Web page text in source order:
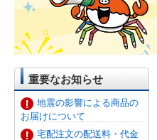
重要なお知らせ
地震の影響による商品の
お届けについて
宅配注文の配送料・代金